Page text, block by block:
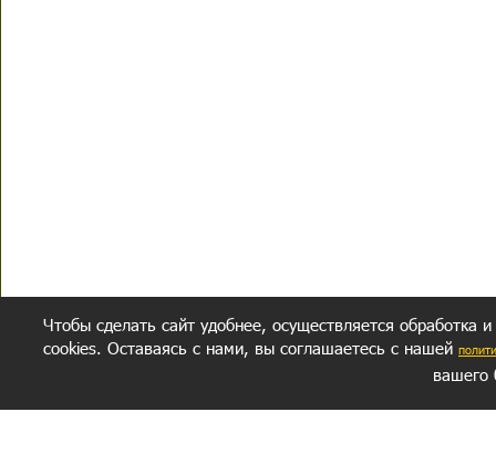
Чтобы сделать сайт удобнее, осуществляется обработка
cookies. Оставаясь с нами, вы соглашаетесь с нашей
вашего